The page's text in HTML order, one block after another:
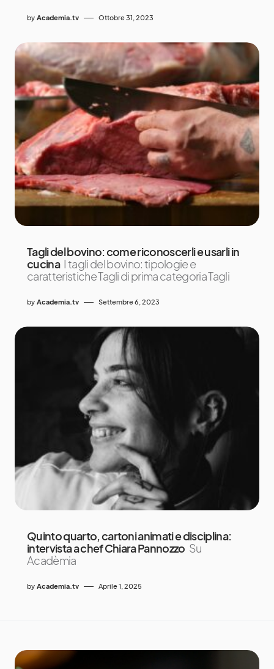
by Academia.tv Ottobre 31, 2023
Tagli del bovino: come riconoscerli e usarli in
cucina I tagli del bovino: tipologie e
caratteristiche Tagli di prima categoria Tagli
by Academia.tv Settembre 6, 2023
Quinto quarto, cartoni animati e disciplina:
intervista a chef Chiara Pannozzo Su
Acadèmia
by Academia.tv Aprile 1, 2025